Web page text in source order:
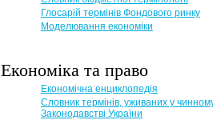
Глосарій термінів Фондового ринку
Моделювання економіки
Економіка та право
Eкономічна енциклопедія
Словник термінів, уживаних у
Законодавстві України